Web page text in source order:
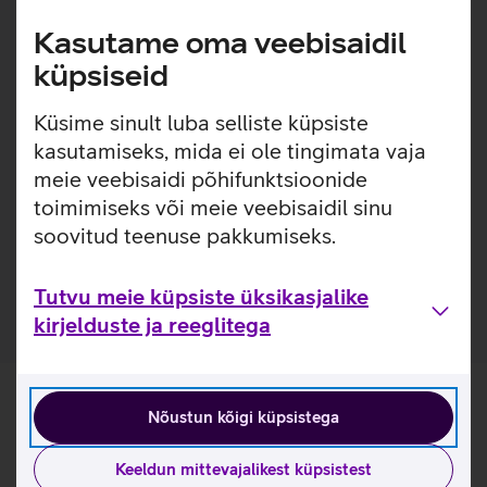
Kasutame oma veebisaidil
küpsiseid
Küsime sinult luba selliste küpsiste
kasutamiseks, mida ei ole tingimata vaja
meie veebisaidi põhifunktsioonide
toimimiseks või meie veebisaidil sinu
soovitud teenuse pakkumiseks.
Tutvu meie küpsiste üksikasjalike
kirjelduste ja reeglitega
Nõustun kõigi küpsistega
Keeldun mittevajalikest küpsistest
Lisainfo
Hoia ja kaitse oma Samsung Galaxy Flip6/Flip7 FE telefoni
kindlalt pehme ning stiilse ümbrisega, mille küljes on
oleks kindlalt käes ja tunneksid ennast sõnumite saatmisel
ning telefoni käsitlemisel turvalisemalt. Ümbrisel on sees
õhuke liimikiht, et tagada tugev püsivus seadme küljes.
Valmistatud ringlussevõetud plastikust ja kaetud pehme
silikoonkihiga.